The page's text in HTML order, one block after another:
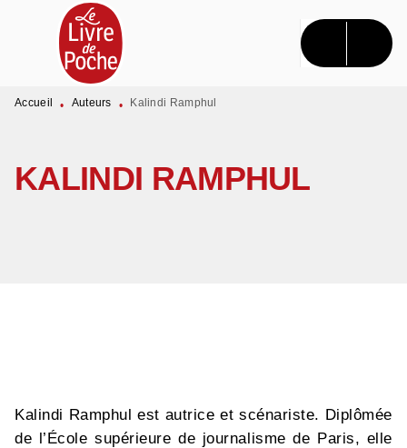
MENU RECHERCHE CONTENU
PIED DE PAGE
Accueil • Auteurs • Kalindi Ramphul
KALINDI RAMPHUL
Kalindi Ramphul est autrice et scénariste. Diplômée
de l’École supérieure de journalisme de Paris, elle